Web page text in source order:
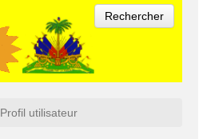
Rechercher
Profil utilisateur